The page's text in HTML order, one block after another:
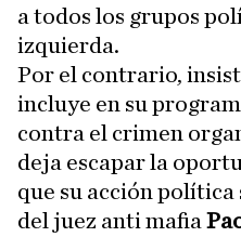
a todos los grupos
izquierda.
Por el contrario,
incluye en su
contra el crimen
deja escapar la
que su acción política
del juez anti mafia